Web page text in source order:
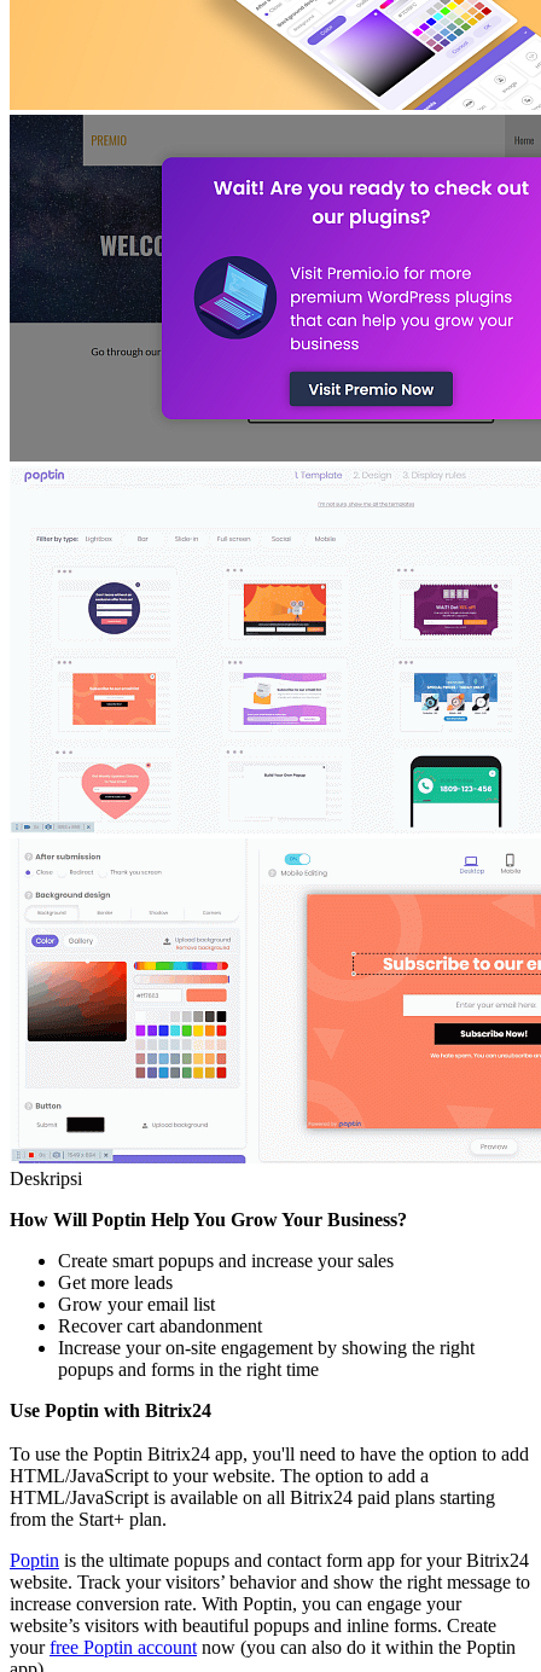
Deskripsi
How Will Poptin Help You Grow Your Business?
Create smart popups and increase your sales
Get more leads
Grow your email list
Recover cart abandonment
Increase your on-site engagement by showing the right
popups and forms in the right time
Use Poptin with Bitrix24
To use the Poptin Bitrix24 app, you'll need to have the option to add
HTML/JavaScript to your website. The option to add a
HTML/JavaScript is available on all Bitrix24 paid plans starting
from the Start+ plan.
Poptin is the ultimate popups and contact form app for your Bitrix24
website. Track your visitors’ behavior and show the right message to
increase conversion rate. With Poptin, you can engage your
website’s visitors with beautiful popups and inline forms. Create
yourfree Poptin accountnow (you can also do it within the Poptin